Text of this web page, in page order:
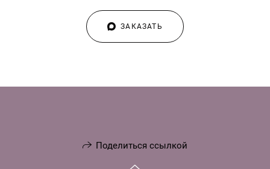
ЗАКАЗАТЬ
Поделиться ссылкой